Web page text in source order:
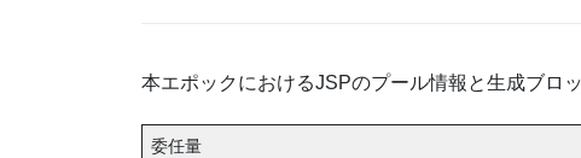
本エポックにおけるJSPのプール情報と生成ブロ
委任量